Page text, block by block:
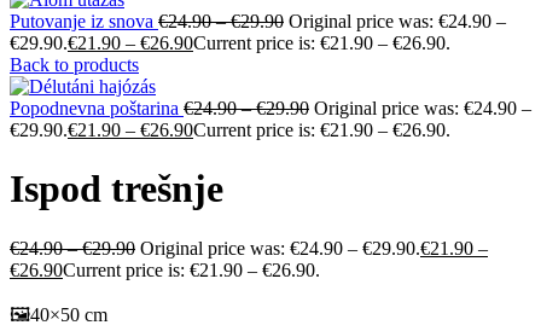
Putovanje iz snova €24.90–€29.90 Original price was: €24.90 –
€29.90.€21.90 – €26.90Current price is: €21.90 – €26.90.
Back to products
Popodnevna poštarina €24.90–€29.90 Original price was: €24.90 –
€29.90.€21.90 – €26.90Current price is: €21.90 – €26.90.
Ispod trešnje
€24.90–€29.90 Original price was: €24.90 – €29.90.€21.90 –
€26.90Current price is: €21.90 – €26.90.
🖼️40×50 cm